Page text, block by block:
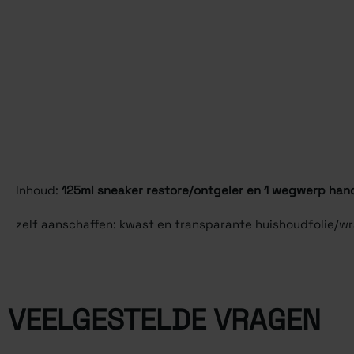
Inhoud: 125ml sneaker restore/ontgeler en 1 wegwerp
zelf aanschaffen: kwast en transparante huishoudfolie/
VEELGESTELDE VRAGEN